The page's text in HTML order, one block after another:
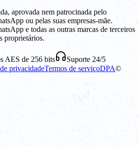
aprovada nem patrocinada pelo
ou pelas suas empresas-mãe.
e todas as outras marcas de terceiros
proprietários.
AES de 256 bits Suporte 24/5
privacidadeTermos de serviçoDPA©